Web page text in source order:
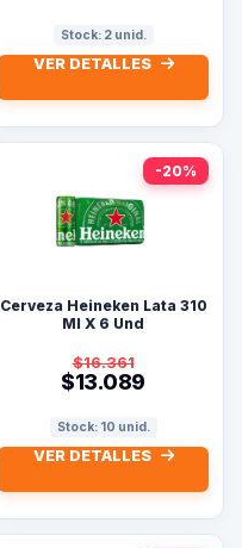
Stock: 2 unid.
VER DETALLES
-20%
Cerveza Heineken Lata 310
Ml X 6 Und
$16.361
$13.089
Stock: 10 unid.
VER DETALLES